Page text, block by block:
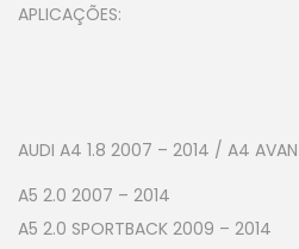
APLICAÇÕES:
AUDI A4 1.8 2007 – 2014 / A4
A5 2.0 2007 – 2014
A5 2.0 SPORTBACK 2009 – 2014